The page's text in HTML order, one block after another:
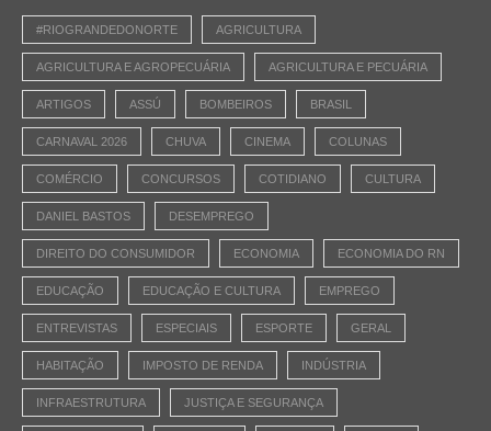
#RIOGRANDEDONORTE AGRICULTURA
AGRICULTURA E AGROPECUÁRIA AGRICULTURA E PECUÁRIA
ARTIGOS ASSÚ BOMBEIROS BRASIL
CARNAVAL 2026 CHUVA CINEMA COLUNAS
COMÉRCIO CONCURSOS COTIDIANO CULTURA
DANIEL BASTOS DESEMPREGO
DIREITO DO CONSUMIDOR ECONOMIA ECONOMIA DO RN
EDUCAÇÃO EDUCAÇÃO E CULTURA EMPREGO
ENTREVISTAS ESPECIAIS ESPORTE GERAL
HABITAÇÃO IMPOSTO DE RENDA INDÚSTRIA
INFRAESTRUTURA JUSTIÇA E SEGURANÇA